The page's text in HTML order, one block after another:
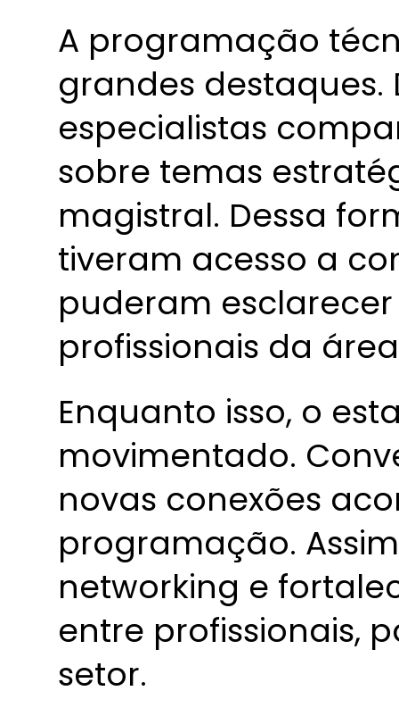
A programação
grandes destaques.
especialistas
sobre temas
magistral. Dessa
tiveram acesso a
puderam
profissionais da
Enquanto isso, o
movimentado.
novas conexões
programação.
networking e
entre profissionais,
setor.